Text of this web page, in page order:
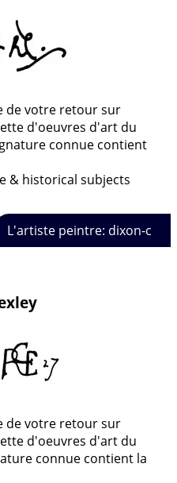
de votre retour sur
d'oeuvres d'art du
connue contient
& historical subjects
L'artiste peintre: dixon-c
de votre retour sur
d'oeuvres d'art du
connue contient la